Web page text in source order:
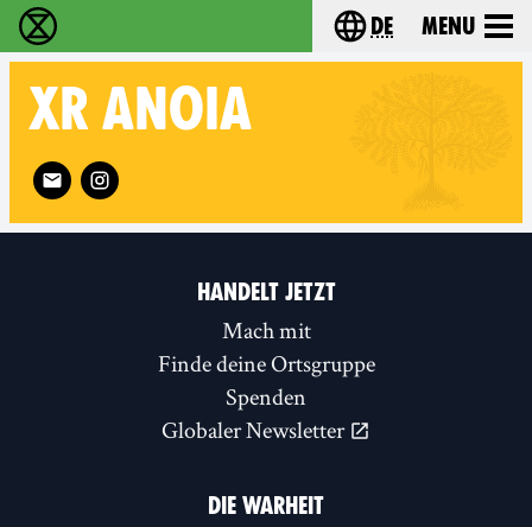
extinction rebellion - Home Choose your
de Menu
XR ANOIA
Follow XR Anoia on
HANDELT JETZT
Mach mit
Finde deine Ortsgruppe
Spenden
Globaler Newsletter
DIE WARHEIT